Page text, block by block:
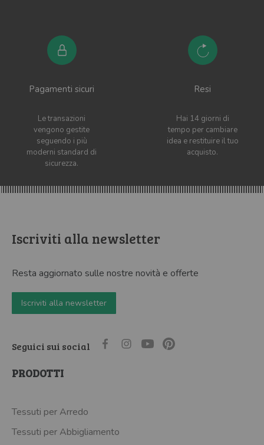
Pagamenti sicuri
Le transazioni
vengono gestite
seguendo i più
moderni standard di
sicurezza.
Resi
Hai 14 giorni di
tempo per cambiare
idea e restituire il tuo
acquisto.
Iscriviti alla newsletter
Resta aggiornato sulle nostre novità e offerte
Iscriviti alla newsletter
Seguici sui social
PRODOTTI
Tessuti per Arredo
Tessuti per Abbigliamento